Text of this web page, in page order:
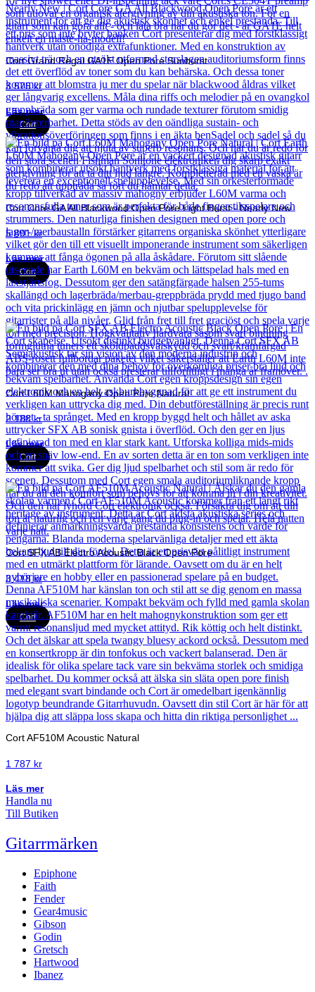
Cort Grand Regal GA1E Open Pore Sunburst
3 575kr
Läs mer
Cort
Cort Core GA All Blackwood Open Pore Light Burst - Nearly New
5 891kr
Läs mer
Cort
Cort L60M Mahogany Open Pore Natural
2 188kr
Läs mer
Cort
Cort SFX AB Electro Acoustic Black Open Pore
3 418kr
Läs mer
Cort
Cort AF510M Acoustic Natural
1 787 kr
Läs mer
Handla nu
Till Butiken
Gitarrmärken
Epiphone
Faith
Fender
Gear4music
Gibson
Godin
Gretsch
Hartwood
Ibanez